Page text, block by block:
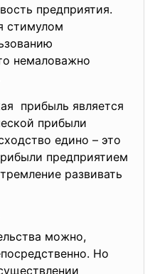
предприятия.
стимулом
немаловажно
прибыль является
прибыли
едино – это
предприятием
развивать
можно,
Но